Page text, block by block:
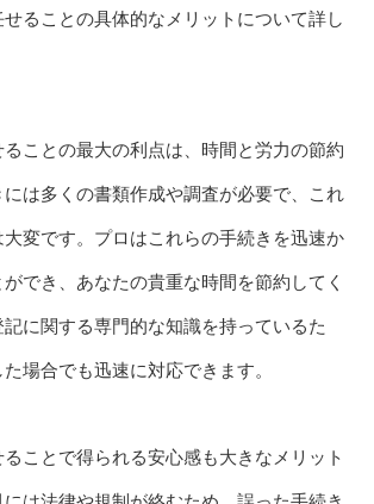
ることの具体的なメリットについて詳し
ることの最大の利点は、時間と労力の節約
は多くの書類作成や調査が必要で、これ
変です。プロはこれらの手続きを迅速か
でき、あなたの貴重な時間を節約してく
に関する専門的な知識を持っているた
場合でも迅速に対応できます。
ことで得られる安心感も大きなメリット